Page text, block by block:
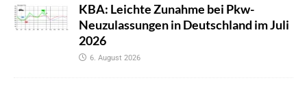
KBA: Leichte Zunahme bei Pkw-
Neuzulassungen in Deutschland im Juli
2026
6. August 2026